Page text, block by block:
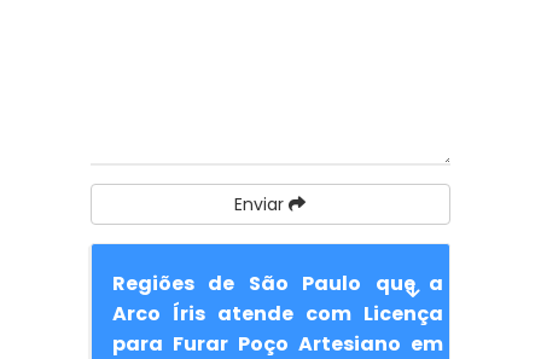
Enviar
Regiões de São Paulo que a
Arco Íris atende com Licença
para Furar Poço Artesiano em